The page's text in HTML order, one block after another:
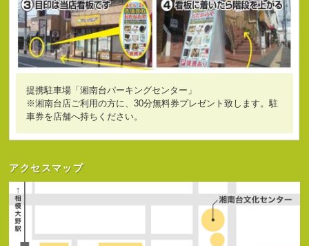
提携駐車場「湘南台パーキングセンター」
※湘南台店ご利用の方に、30分無料券プレゼント致します。駐
車券を店舗へ持ちください。
アクセスマップ